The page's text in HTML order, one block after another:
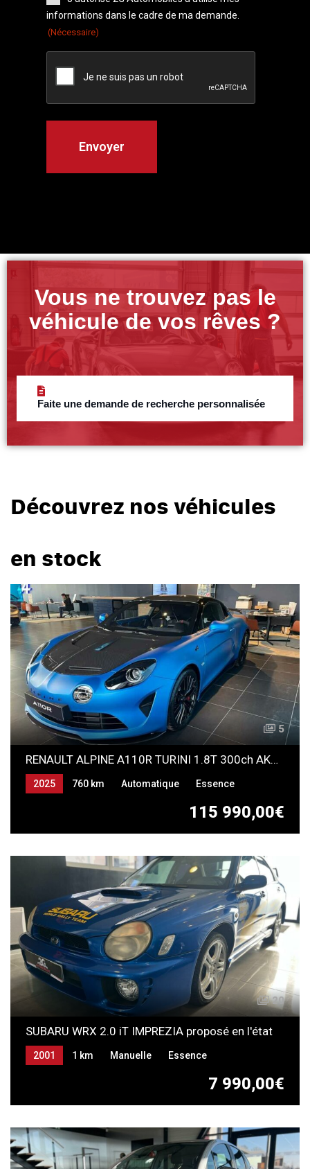
informations dans le cadre de ma demande.
(Nécessaire)
Vous ne trouvez pas le
véhicule de vos rêves ?
Faite une demande de recherche personnalisée
Découvrez nos véhicules
en stock
5
RENAULT ALPINE A110R TURINI 1.8T 300ch AKRAPOVIC
115 990,00€
2025 760 km Automatique Essence
20
SUBARU WRX 2.0 iT IMPREZIA proposé en l'état
7 990,00€
2001 1 km Manuelle Essence